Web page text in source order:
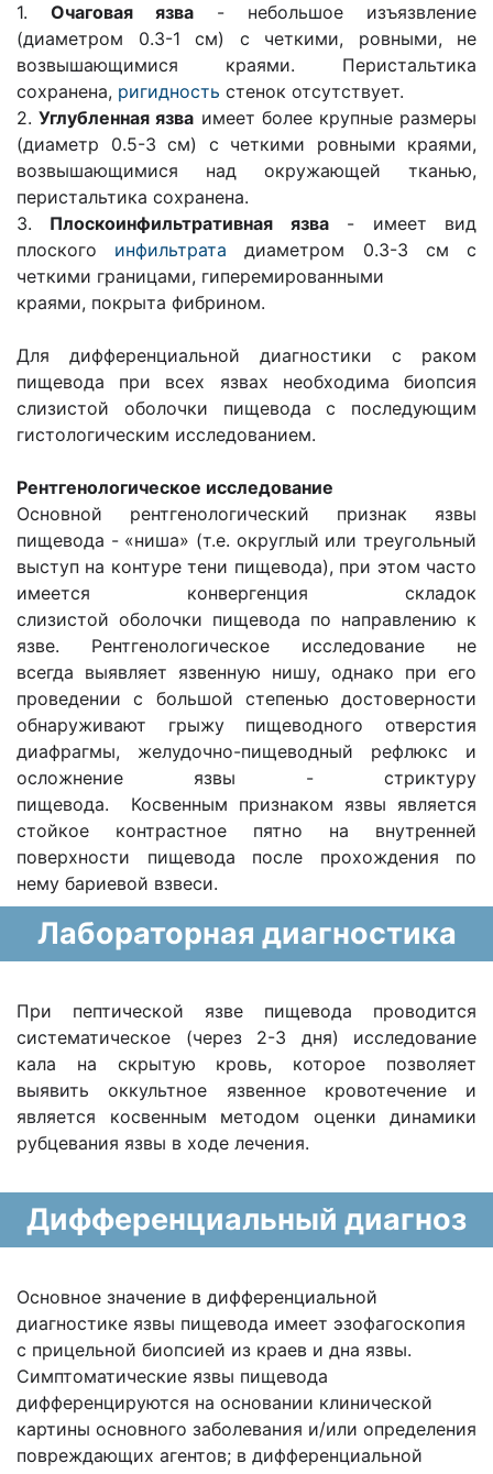
1. Очаговая язва - небольшое изъязвление
(диаметром 0.3-1 см) с четкими, ровными, не
возвышающимися краями. Перистальтика
сохранена, ригидность стенок отсутствует.
2.Углубленная язва имеет более крупные размеры
(диаметр 0.5-3 см) с четкими ровными краями,
возвышающимися над окружающей тканью,
перистальтика сохранена.
3. Плоскоинфильтративная язва- имеет вид
плоского инфильтрата диаметром 0.3-3 см с
четкими границами, гиперемированными
краями, покрыта фибрином.
Для дифференциальной диагностики с раком
пищевода при всех язвах необходима биопсия
слизистой оболочки пищевода с последующим
гистологическим исследованием.
Рентгенологическое исследование
Основной рентгенологический признак язвы
пищевода - «ниша» (т.е. округлый или треугольный
выступ на контуре тени пищевода), при этом часто
имеется конвергенция складок
слизистой оболочки пищевода по направлению к
язве. Рентгенологическое исследование не
всегда выявляет язвенную нишу, однако при его
проведении с большой степенью достоверности
обнаруживают грыжу пищеводного отверстия
диафрагмы, желудочно-пищеводный рефлюкс и
осложнение язвы - стриктуру
пищевода. Косвенным признаком язвы является
стойкое контрастное пятно на внутренней
поверхности пищевода после прохождения по
нему бариевой взвеси.
Лабораторная диагностика
При пептической язве пищевода проводится
систематическое (через 2-3 дня) исследование
кала на скрытую кровь, которое позволяет
выявить оккультное язвенное кровотечение и
является косвенным методом оценки динамики
рубцевания язвы в ходе лечения.
Дифференциальный диагноз
Основное значение в дифференциальной
диагностике язвы пищевода имеет эзофагоскопия
с прицельной биопсией из краев и дна язвы.
Симптоматические язвы пищевода
дифференцируются на основании клинической
картины основного заболевания и/или определения
повреждающих агентов; в дифференциальной